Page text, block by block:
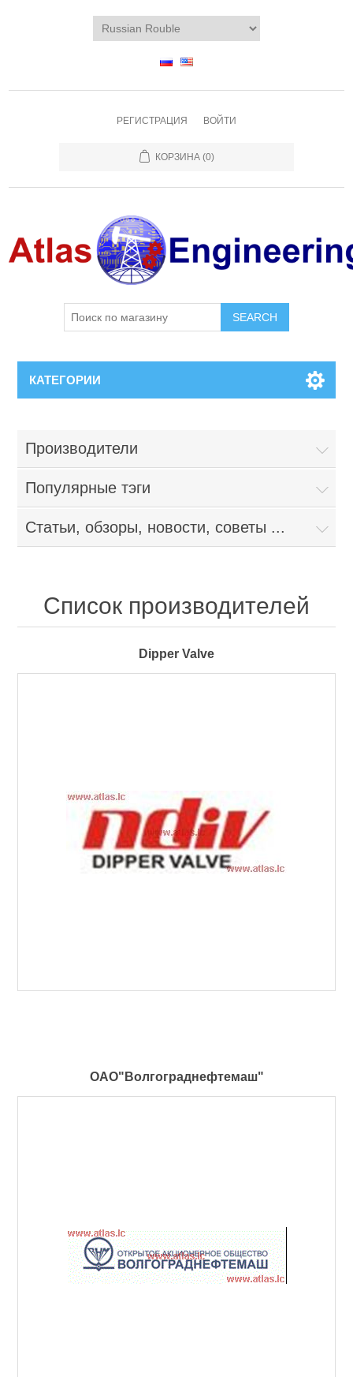
РЕГИСТРАЦИЯ ВОЙТИ
КОРЗИНА (0)
КАТЕГОРИИ
Производители
Популярные тэги
Статьи, обзоры, новости, советы ...
Список производителей
Dipper Valve
ОАО"Волгограднефтемаш"